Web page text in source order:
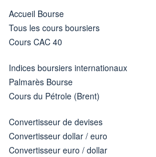
Accueil Bourse
Tous les cours boursiers
Cours CAC 40
Indices boursiers internationaux
Palmarès Bourse
Cours du Pétrole (Brent)
Convertisseur de devises
Convertisseur dollar / euro
Convertisseur euro / dollar